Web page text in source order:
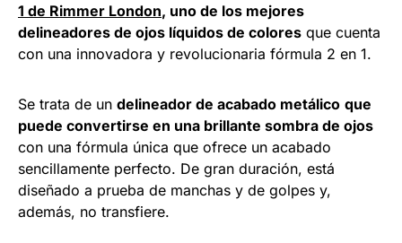
1 de Rimmer London, uno de los mejores
delineadores de ojos líquidos de colores que cuenta
con una innovadora y revolucionaria fórmula 2 en 1.
Se trata de un delineador de acabado metálico que
puede convertirse en una brillante sombra de ojos
con una fórmula única que ofrece un acabado
sencillamente perfecto. De gran duración, está
diseñado a prueba de manchas y de golpes y,
además, no transfiere.